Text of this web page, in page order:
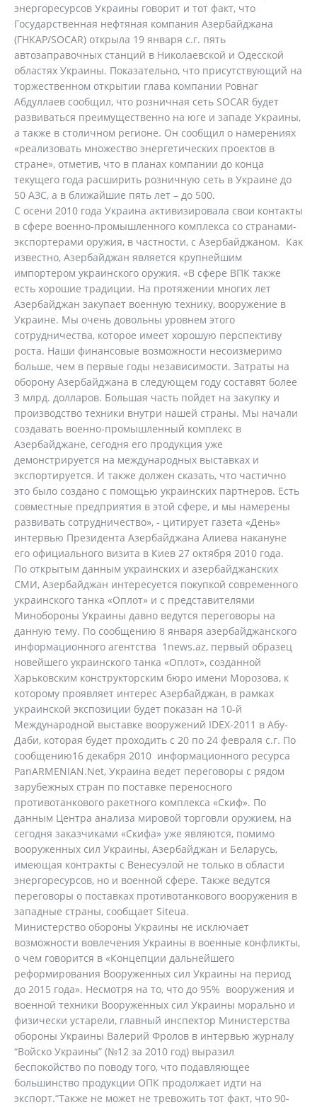
энергоресурсов Украины говорит и тот факт, что
Государственная нефтяная компания Азербайджана
(ГНКАР/SOCAR) открыла 19 января с.г. пять
автозаправочных станций в Николаевской и Одесской
областях Украины. Показательно, что присутствующий на
торжественном открытии глава компании Ровнаг
Абдуллаев сообщил, что розничная сеть SOCAR будет
развиваться преимущественно на юге и западе Украины,
а также в столичном регионе. Он сообщил о намерениях
«реализовать множество энергетических проектов в
стране», отметив, что в планах компании до конца
текущего года расширить розничную сеть в Украине до
50 АЗС, а в ближайшие пять лет – до 500.
С осени 2010 года Украина активизировала свои контакты
в сфере военно-промышленного комплекса со странами-
экспортерами оружия, в частности, с Азербайджаном. Как
известно, Азербайджан является крупнейшим
импортером украинского оружия. «В сфере ВПК также
есть хорошие традиции. На протяжении многих лет
Азербайджан закупает военную технику, вооружение в
Украине. Мы очень довольны уровнем этого
сотрудничества, которое имеет хорошую перспективу
роста. Наши финансовые возможности несоизмеримо
больше, чем в первые годы независимости. Затраты на
оборону Азербайджана в следующем году составят более
3 млрд. долларов. Большая часть пойдет на закупку и
производство техники внутри нашей страны. Мы начали
создавать военно-промышленный комплекс в
Азербайджане, сегодня его продукция уже
демонстрируется на международных выставках и
экспортируется. И также должен сказать, что частично
это было создано с помощью украинских партнеров. Есть
совместные предприятия в этой сфере, и мы намерены
развивать сотрудничество», - цитирует газета «День»
интервью Президента Азербайджана Алиева накануне
его официального визита в Киев 27 октября 2010 года.
По открытым данным украинских и азербайджанских
СМИ, Азербайджан интересуется покупкой современного
украинского танка «Оплот» и с представителями
Минобороны Украины давно ведутся переговоры на
данную тему. По сообщению 8 января азербайджанского
информационного агентства 1news.az, первый образец
новейшего украинского танка «Оплот», созданной
Харьковским конструкторским бюро имени Морозова, к
которому проявляет интерес Азербайджан, в рамках
украинской экспозиции будет показан на 10-й
Международной выставке вооружений IDEX-2011 в Абу-
Даби, которая будет проходить с 20 по 24 февраля с.г. По
сообщению16 декабря 2010 информационного ресурса
PanARMENIAN.Net, Украина ведет переговоры с рядом
зарубежных стран по поставке переносного
противотанкового ракетного комплекса «Скиф». По
данным Центра анализа мировой торговли оружием, на
сегодня заказчиками «Скифа» уже являются, помимо
вооруженных сил Украины, Азербайджан и Беларусь,
имеющая контракты с Венесуэлой не только в области
энергоресурсов, но и военной сфере. Также ведутся
переговоры о поставках противотанкового вооружения в
западные страны, сообщает Siteua.
Министерство обороны Украины не исключает
возможности вовлечения Украины в военные конфликты,
о чем говорится в «Концепции дальнейшего
реформирования Вооруженных сил Украины на период
до 2015 года». Несмотря на то, что до 95% вооружения и
военной техники Вооруженных сил Украины морально и
физически устарели, главный инспектор Министерства
обороны Украины Валерий Фролов в интервью журналу
“Войско Украины” (№12 за 2010 год) выразил
беспокойство по поводу того, что подавляющее
большинство продукции ОПК продолжает идти на
экспорт.“Также не может не тревожить тот факт, что 90-